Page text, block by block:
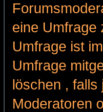
eine Umfrage
Umfrage ist
Umfrage
löschen ,
Moderatoren